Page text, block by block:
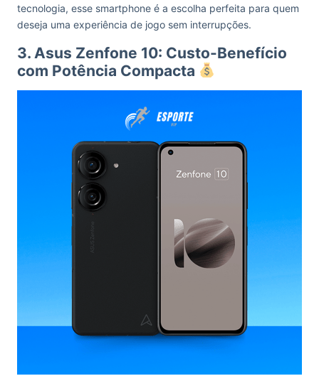
tecnologia, esse smartphone é a escolha perfeita para quem
deseja uma experiência de jogo sem interrupções.
3. Asus Zenfone 10: Custo-Benefício
com Potência Compacta